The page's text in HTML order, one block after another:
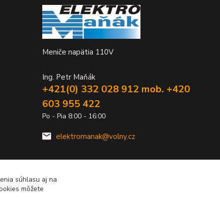
Meniče napätia 110V
Ing. Petr Maňák
+421(0) 332 028 912 mob. +420
603 955 422
Po - Pia 8:00 - 16:00
elektromanak@volny.cz
súhlasu aj na
môžete